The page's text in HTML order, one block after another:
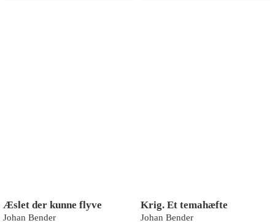
Æslet der kunne flyve
Johan Bender
Krig. Et temahæfte
Johan Bender